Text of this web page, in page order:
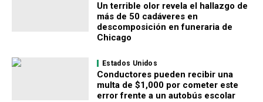
Un terrible olor revela el hallazgo de
más de 50 cadáveres en
descomposición en funeraria de
Chicago
Estados Unidos
Conductores pueden recibir una
multa de $1,000 por cometer este
error frente a un autobús escolar